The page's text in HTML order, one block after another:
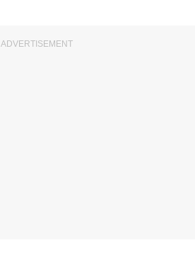
ADVERTISEMENT